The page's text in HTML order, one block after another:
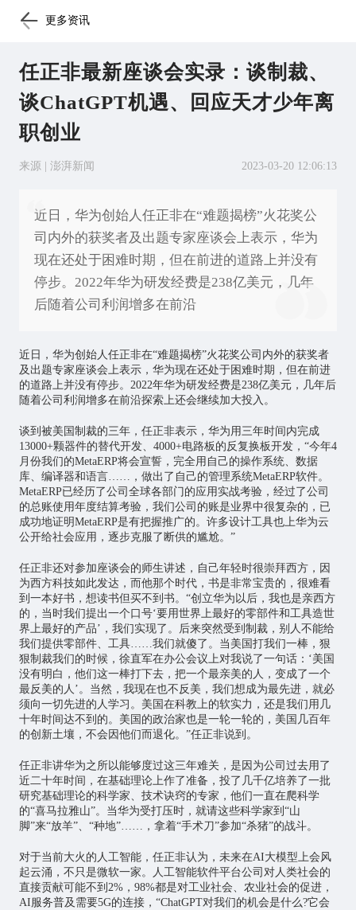
更多资讯
任正非最新座谈会实录：谈制裁、
谈ChatGPT机遇、回应天才少年离
职创业
来源 | 澎湃新闻 2023-03-20 12:06:13
近日，华为创始人任正非在“难题揭榜”火花奖公
司内外的获奖者及出题专家座谈会上表示，华为
现在还处于困难时期，但在前进的道路上并没有
停步。2022年华为研发经费是238亿美元，几年
后随着公司利润增多在前沿
近日，华为创始人任正非在“难题揭榜”火花奖公司内外的获奖者
及出题专家座谈会上表示，华为现在还处于困难时期，但在前进
的道路上并没有停步。2022年华为研发经费是238亿美元，几年后
随着公司利润增多在前沿探索上还会继续加大投入。
谈到被美国制裁的三年，任正非表示，华为用三年时间内完成
13000+颗器件的替代开发、4000+电路板的反复换板开发，“今年4
月份我们的MetaERP将会宣誓，完全用自己的操作系统、数据
库、编译器和语言……，做出了自己的管理系统MetaERP软件。
MetaERP已经历了公司全球各部门的应用实战考验，经过了公司
的总账使用年度结算考验，我们公司的账是业界中很复杂的，已
成功地证明MetaERP是有把握推广的。许多设计工具也上华为云
公开给社会应用，逐步克服了断供的尴尬。”
任正非还对参加座谈会的师生讲述，自己年轻时很崇拜西方，因
为西方科技如此发达，而他那个时代，书是非常宝贵的，很难看
到一本好书，想读书但买不到书。“创立华为以后，我也是亲西方
的，当时我们提出一个口号‘要用世界上最好的零部件和工具造世
界上最好的产品’，我们实现了。后来突然受到制裁，别人不能给
我们提供零部件、工具……我们就傻了。当美国打我们一棒，狠
狠制裁我们的时候，徐直军在办公会议上对我说了一句话：‘美国
没有明白，他们这一棒打下去，把一个最亲美的人，变成了一个
最反美的人’。当然，我现在也不反美，我们想成为最先进，就必
须向一切先进的人学习。美国在科教上的软实力，还是我们用几
十年时间达不到的。美国的政治家也是一轮一轮的，美国几百年
的创新土壤，不会因他们而退化。”任正非说到。
任正非讲华为之所以能够度过这三年难关，是因为公司过去用了
近二十年时间，在基础理论上作了准备，投了几千亿培养了一批
研究基础理论的科学家、技术诀窍的专家，他们一直在爬科学
的“喜马拉雅山”。当华为受打压时，就请这些科学家到“山
脚”来“放羊”、“种地”……，拿着“手术刀”参加“杀猪”的战斗。
对于当前大火的 人工智能，任正非认为，未来在AI大模型上会风
起云涌，不只是微软一家。人工智能软件平台公司对人类社会的
直接贡献可能不到2%，98%都是对工业社会、农业社会的促进，
AI服务普及需要5G的连接，“ChatGPT对我们的机会是什么?它会